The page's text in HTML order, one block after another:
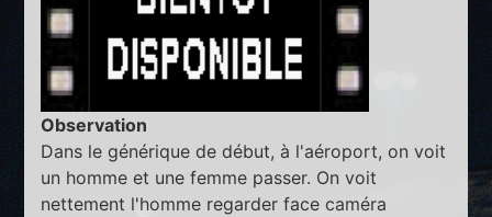
Observation
Dans le générique de début, à l'aéroport, on voit
un homme et une femme passer. On voit
nettement l'homme regarder face caméra